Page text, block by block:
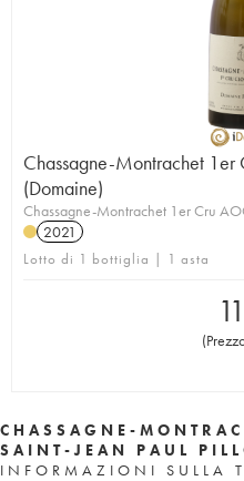
Chassagne-Montrachet 1er
(Domaine)
Chassagne-Montrachet 1er Cru
2021
Lotto di 1 bottiglia | 1 asta
(
CHASSAGNE-
SAINT-JEAN PAUL
INFORMAZIONI SULLA